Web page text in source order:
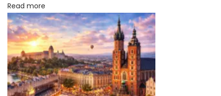
a
r
y
ž
i
a
u
Read more